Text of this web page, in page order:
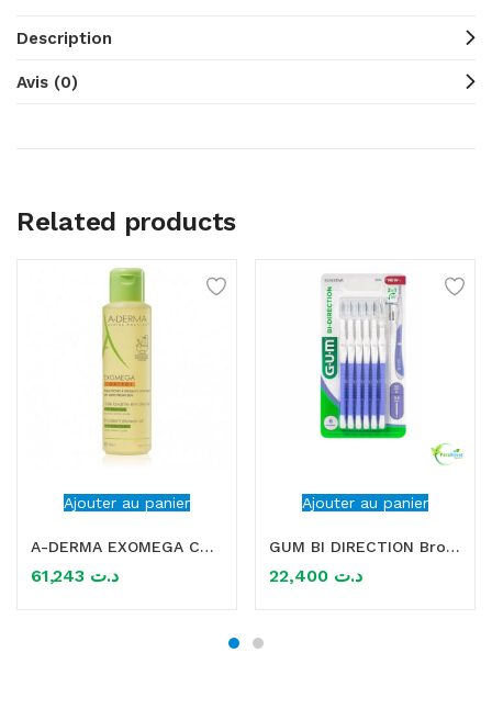
Description
Avis (0)
Related products
Ajouter au panier
A-DERMA EXOMEGA CONTROL HUILE LAVANTE EMOLLIENTE 500ML
د.ت
Ajouter au panier
GUM BI DIRECTION Brossette interdentaire 0.6MM
د.ت